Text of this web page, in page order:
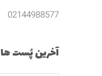
02144988577
آخرین پُست ها